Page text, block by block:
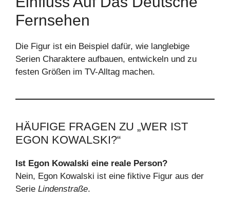
Fernsehen
Die Figur ist ein Beispiel dafür, wie langlebige
Serien Charaktere aufbauen, entwickeln und zu
festen Größen im TV-Alltag machen.
HÄUFIGE FRAGEN ZU „WER IST
EGON KOWALSKI?“
Ist Egon Kowalski eine reale Person?
Nein, Egon Kowalski ist eine fiktive Figur aus der
Serie Lindenstraße.